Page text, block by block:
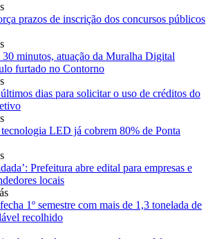
prazos de inscrição dos concursos públicos
30 minutos, atuação da Muralha Digital
furtado no Contorno
dias para solicitar o uso de créditos do
LED já cobrem 80% de Ponta
Prefeitura abre edital para empresas e
locais
1º semestre com mais de 1,3 tonelada de
recolhido